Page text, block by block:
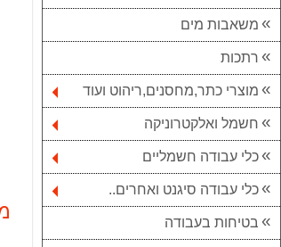
משאבות מים
רתכות
מוצרי כתר,מחסנים,ריהוט ועוד
חשמל ואלקטרוניקה
כלי עבודה חשמליים
כלי עבודה סיגנט ואחרים..
בטיחות בעבודה